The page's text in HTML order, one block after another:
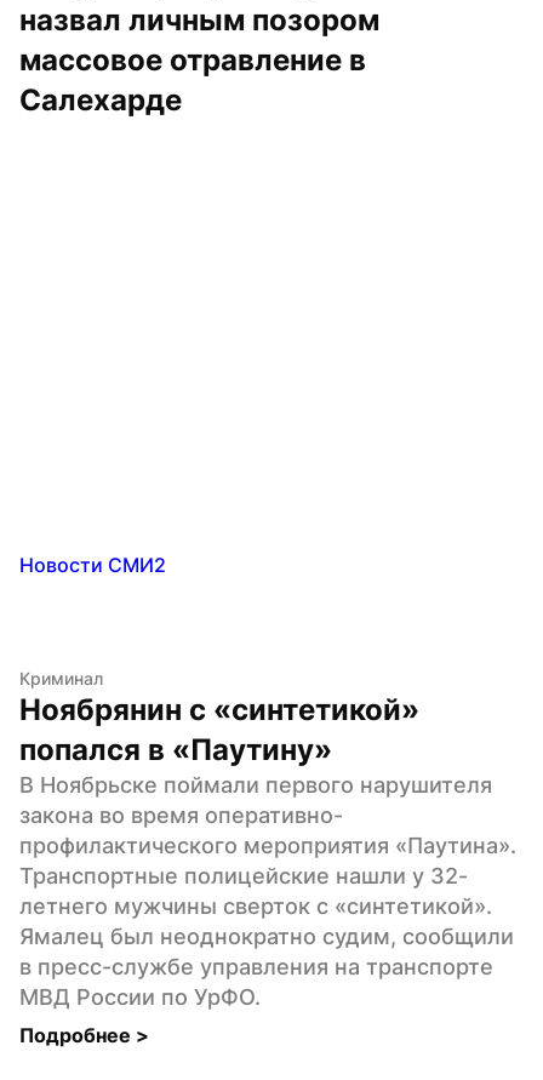
назвал личным позором
массовое отравление в
Салехарде
Новости СМИ2
Криминал
Ноябрянин с «синтетикой»
попался в «Паутину»
В Ноябрьске поймали первого нарушителя
закона во время оперативно-
профилактического мероприятия «Паутина».
Транспортные полицейские нашли у 32-
летнего мужчины сверток с «синтетикой».
Ямалец был неоднократно судим, сообщили
в пресс-службе управления на транспорте
МВД России по УрФО.
Подробнее >